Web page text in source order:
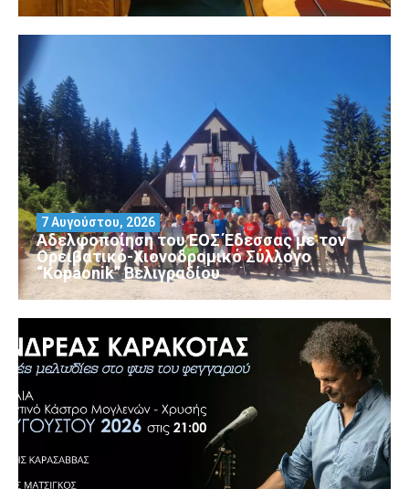
Αδελφοποίηση του ΕΟΣ Έδεσσας με τον
Ορειβατικό-Χιονοδρομικό Σύλλογο
“Kopaonik” Βελιγραδίου
7 Αυγούστου, 2026